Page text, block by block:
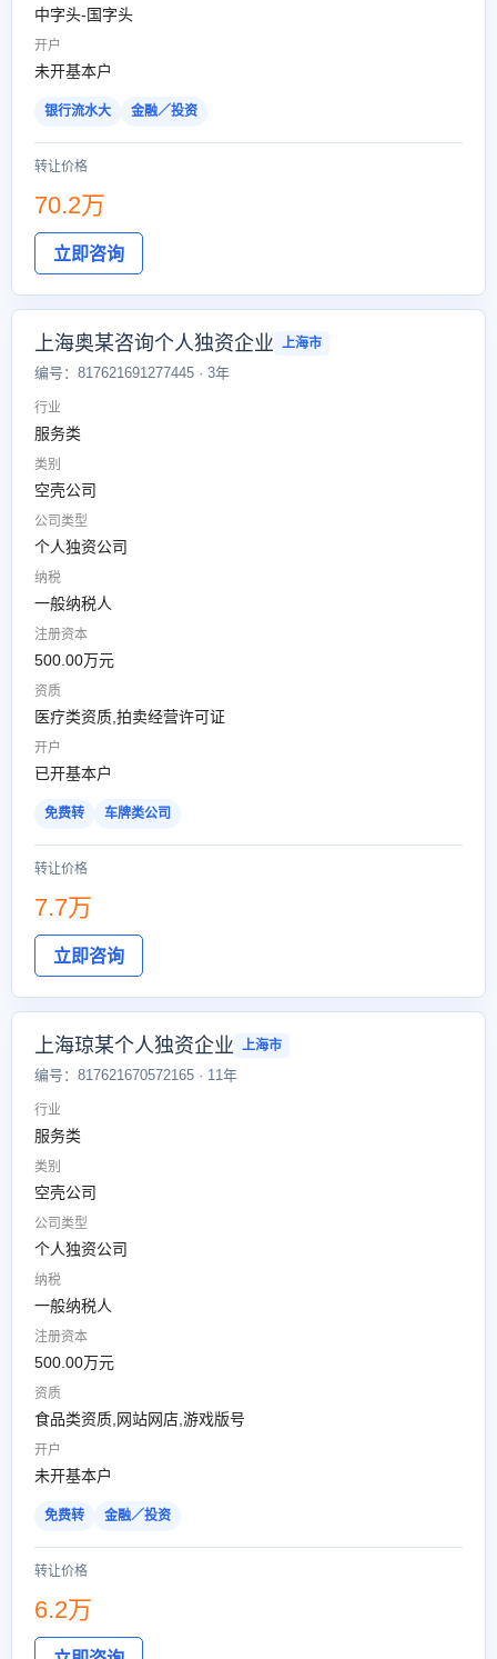
中字头-国字头
开户
未开基本户
银行流水大 金融／投资
转让价格
70.2万
立即咨询
上海奥某咨询个人独资企业 上海市
编号：817621691277445 · 3年
行业
服务类
类别
空壳公司
公司类型
个人独资公司
纳税
一般纳税人
注册资本
500.00万元
资质
医疗类资质,拍卖经营许可证
开户
已开基本户
免费转 车牌类公司
转让价格
7.7万
立即咨询
上海琼某个人独资企业 上海市
编号：817621670572165 · 11年
行业
服务类
类别
空壳公司
公司类型
个人独资公司
纳税
一般纳税人
注册资本
500.00万元
资质
食品类资质,网站网店,游戏版号
开户
未开基本户
免费转 金融／投资
转让价格
6.2万